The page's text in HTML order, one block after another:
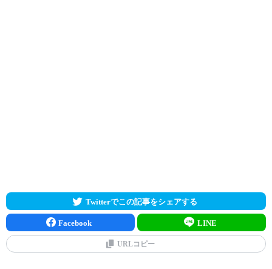
Twitterでこの記事をシェアする
Facebook LINE
URLコピー